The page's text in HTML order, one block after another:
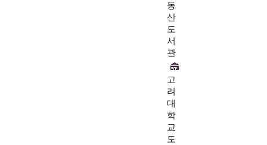
동
산
도
서
관
고
려
대
학
교
도